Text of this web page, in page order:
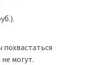
могут.